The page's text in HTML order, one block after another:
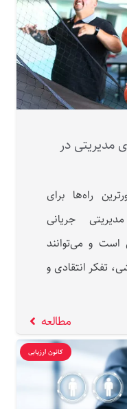
سازمانی؛ ۱۳ بازی مدیریتی در
راه‌ها برای
جریانی
است و می‌توانند
تفکر انتقادی و
مطالعه
کانون ارزیابی